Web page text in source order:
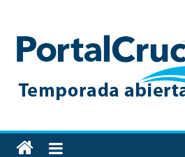
content
Toda